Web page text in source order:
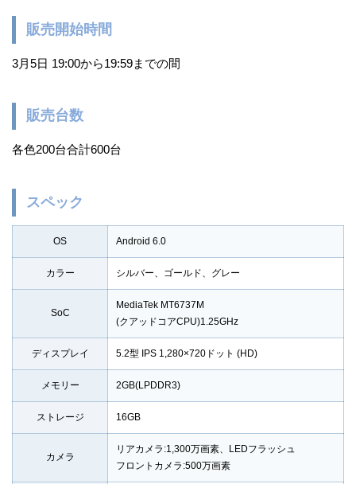
販売開始時間
3月5日 19:00から19:59までの間
販売台数
各色200台合計600台
スペック
OS Android 6.0
カラー シルバー、ゴールド、グレー
SoC
MediaTek MT6737M
(クアッドコアCPU)1.25GHz
ディスプレイ 5.2型 IPS 1,280×720ドット (HD)
メモリー 2GB(LPDDR3)
ストレージ 16GB
カメラ
リアカメラ:1,300万画素、LEDフラッシュ
フロントカメラ:500万画素